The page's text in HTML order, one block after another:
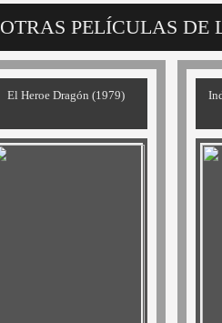
OTRAS PELÍCULAS DE
El Heroe Dragón (1979)